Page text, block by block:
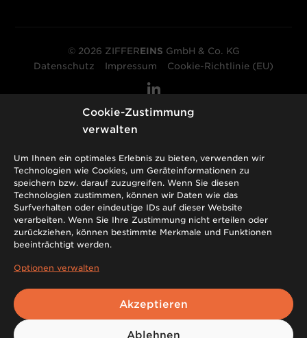
Cookie-Zustimmung
verwalten
Um Ihnen ein optimales Erlebnis zu bieten, verwenden wir
Technologien wie Cookies, um Geräteinformationen zu
speichern bzw. darauf zuzugreifen. Wenn Sie diesen
Technologien zustimmen, können wir Daten wie das
Surfverhalten oder eindeutige IDs auf dieser Website
verarbeiten. Wenn Sie Ihre Zustimmung nicht erteilen oder
zurückziehen, können bestimmte Merkmale und Funktionen
beeinträchtigt werden.
Optionen verwalten
Akzeptieren
Ablehnen
© 2026 ZIFFEREINS GmbH & Co. KG
Datenschutz
Impressum Cookie-Richtlinie (EU)